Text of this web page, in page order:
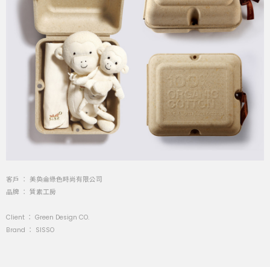
客戶 ： 美奐侖綠色時尚有限公司
品牌 ： 質素工房
Client ： Green Design CO.
Brand ： SISSO